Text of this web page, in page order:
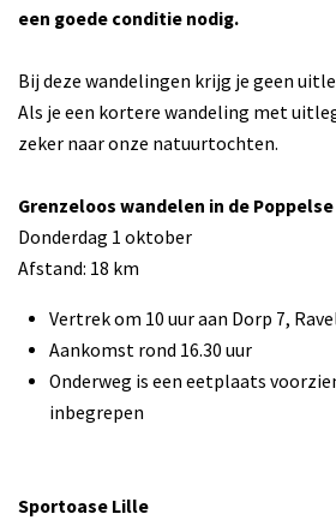
een goede conditie nodig.
Bij deze wandelingen krijg je geen
Als je een kortere wandeling met
zeker naar onze natuurtochten.
Grenzeloos wandelen in de
Donderdag 1 oktober
Afstand: 18 km
Vertrek om 10 uur aan Dorp 7,
Aankomst rond 16.30 uur
Onderweg is een eetplaats
inbegrepen
Sportoase Lille